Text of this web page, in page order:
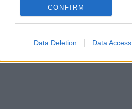
CONFIRM
Data Deletion Data Access